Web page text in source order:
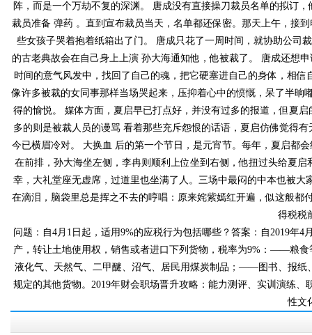
阵，而是一个万劫不复的深渊。 唐成没有直接操刀裁员名单的拟订
裁员准备 弹药 。直到宣布裁员当天，名单都还保密。那天上午
些女孩子哭着抱着纸箱出了门。 唐成只花了一周时间，就协助公司
的古老典故会在自己身上上演 孙大海通知他，他被裁了。 唐成还想申
时间的意气风发中，找回了自己的魂，把它硬塞进自己的身体，相
像许多被裁的女同事那样当场哭起来，压抑着心中的愤慨，呆了半晌
得的愉悦。 媒体方面，夏启早已打点好，并没有过多的报道，但夏
多的则是被裁人员的谩骂 看着那些充斥怨恨的话语，夏启仿佛觉得有无
今已横眉冷对。 大换血 后的第一个节日，是元宵节。每年，夏启
在前排，孙大海坐左侧，李冉则顺利上位坐到右侧，他扭过头给
幸，大礼堂座无虚席，过道里也坐满了人。三场中最闷的中本也被
在滴泪，脑袋里总是挥之不去的哼唱：原来姹紫嫣红开遍，似这般都
得税税
问题：自4月1日起，适用9%的应税行为包括哪些？答案：自2019年4月1
产，转让土地使用权，销售或者进口下列货物，税率为9%：——粮食等农产品发
液化气、天然气、二甲醚、沼气、居民用煤炭制品；——图书、报纸
规定的其他货物。2019年财会职场晋升攻略：能力测评、实训演练
性文